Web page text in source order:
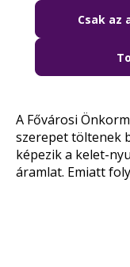
A Fővárosi
szerepet töltenek
képezik a kelet-
áramlat. Emiatt
Csak az